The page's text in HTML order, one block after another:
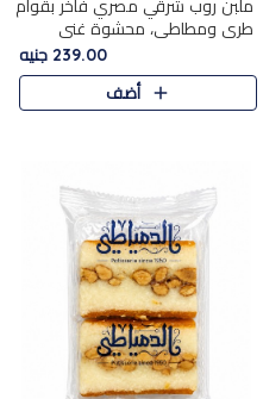
ملبن روب شرقي مصري فاخر بقوام
طري ومطاطي، محشوة غني
بسخاء بقطع عين الجمل واللوز
الفاخر التي تضيف قرمشة مميزة
ومرضية ونكهة ناتي غنية في كل
239.00 جنيه
أضف